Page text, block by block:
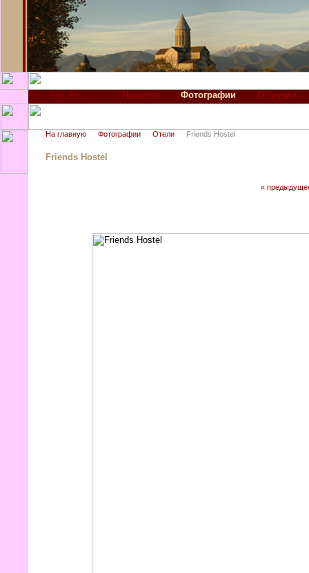
Новости Фотографии О Грузии
На главную Фотографии Отели Friends Hostel
Friends Hostel
«